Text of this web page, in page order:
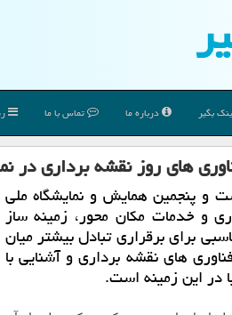
بگیر درباره ما تماس با ما
های روز نقشه برداری در
و پنجمین همایش و نمایشگاه ملی
و خدمات مكان محور، زمینه ساز
برای برقراری تبادل بیشتر میان
های نقشه برداری و آشنایی با
در این زمینه است.